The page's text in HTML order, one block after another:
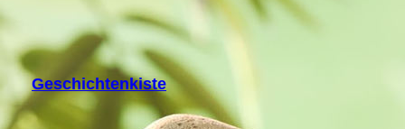
Geschichtenkiste